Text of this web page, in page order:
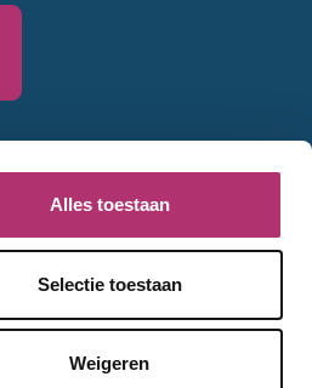
Alles toestaan
Selectie toestaan
Weigeren